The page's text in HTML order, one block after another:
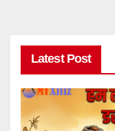
Latest Post